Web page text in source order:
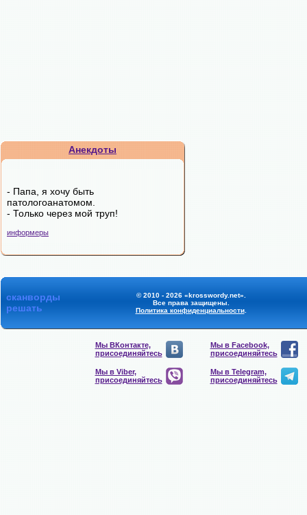
Анекдоты
- Папа, я хочу быть
патологоанатомом.
- Только через мой труп!
информеры
сканворды
решать
© 2010 - 2026 «krosswordy.net».
Все права защищены.
Политика конфиденциальности.
Мы ВКонтакте,
присоединяйтесь
Мы в Facebook,
присоединяйтесь
Мы в Viber,
присоединяйтесь
Мы в Telegram,
присоединяйтесь